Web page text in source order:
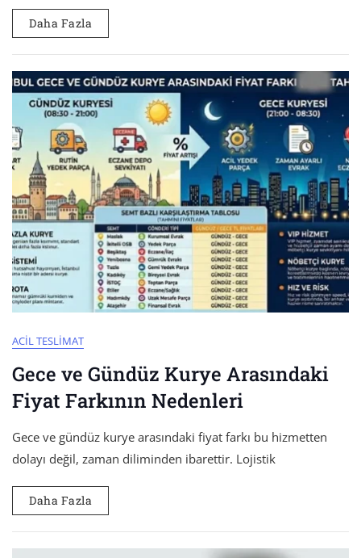
Daha Fazla
ACIL TESLIMAT
Gece ve Gündüz Kurye Arasındaki
Fiyat Farkının Nedenleri
Gece ve gündüz kurye arasındaki fiyat farkı bu hizmetten
dolayı değil, zaman diliminden ibarettir. Lojistik
Daha Fazla